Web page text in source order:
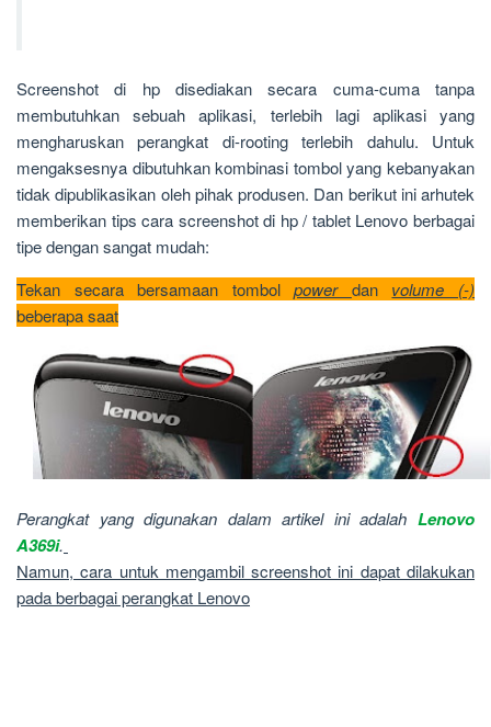
Screenshot di hp disediakan secara cuma-cuma tanpa
membutuhkan sebuah aplikasi, terlebih lagi aplikasi yang
mengharuskan perangkat di-rooting terlebih dahulu. Untuk
mengaksesnya dibutuhkan kombinasi tombol yang kebanyakan
tidak dipublikasikan oleh pihak produsen. Dan berikut ini arhutek
memberikan tips cara screenshot di hp / tablet Lenovo berbagai
tipe dengan sangat mudah:
Tekan secara bersamaan tombolpower dan volume (-)
beberapa saat
Perangkat yang digunakan dalam artikel ini adalah Lenovo
A369i.
Namun, cara untuk mengambil screenshot ini dapat dilakukan
pada berbagai perangkat Lenovo